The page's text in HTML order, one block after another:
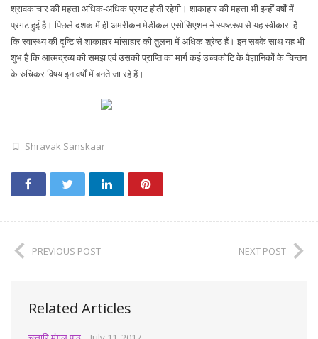
श्रावकाचार की महत्ता अधिक-अधिक प्रगट होती रहेगी। शाकाहार की महत्ता भी इन्हीं वर्षों में
प्रगट हुई है। पिछले दशक में ही अमरीकन मेडीकल एसोसिएशन ने स्पष्टरूप से यह स्वीकारा है
कि स्वास्थ्य की दृष्टि से शाकाहार मांसाहार की तुलना में अधिक श्रेष्ठ हैं। इन सबके साथ यह भी
शुभ है कि आत्मद्रव्य की समझ एवं उसकी प्राप्ति का मार्ग कई उच्चकोटि के वैज्ञानिकों के चिन्तन
के रुचिकर विषय इन वर्षों में बनते जा रहे हैं।
Shravak Sanskaar
PREVIOUS POST NEXT POST
Related Articles